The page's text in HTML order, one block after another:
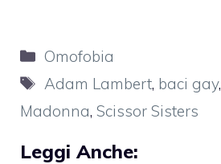
Categorie
Omofobia
Tag
Adam Lambert, baci gay,
Madonna, Scissor Sisters
Leggi Anche: